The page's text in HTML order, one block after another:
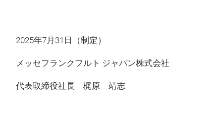
2025年7月31日（制定）
メッセフランクフルト ジャパン株式会社
代表取締役社長 梶原 靖志